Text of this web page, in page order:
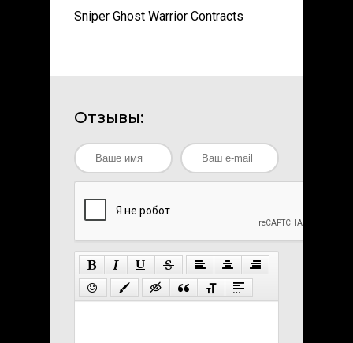
Sniper Ghost Warrior Contracts
Отзывы: